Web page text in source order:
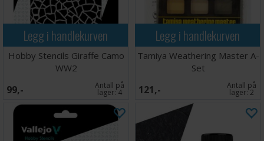
Legg i handlekurven
Hobby Stencils Giraffe Camo
WW2
99,- Antall på
lager:4
Legg i handlekurven
Tamiya Weathering Master A-
Set
121,- Antall på
lager:2